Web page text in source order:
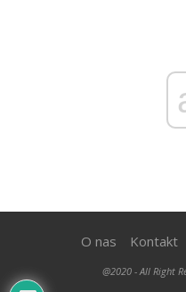
O nas Kontakt
@2020 - All Right